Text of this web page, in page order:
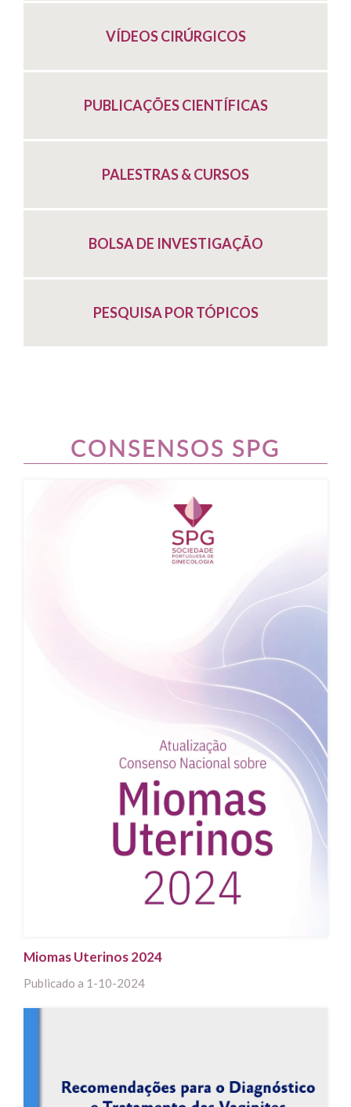
VÍDEOS CIRÚRGICOS
PUBLICAÇÕES CIENTÍFICAS
PALESTRAS & CURSOS
BOLSA DE INVESTIGAÇÃO
PESQUISA POR TÓPICOS
CONSENSOS SPG
Miomas Uterinos 2024
Publicado a 1-10-2024